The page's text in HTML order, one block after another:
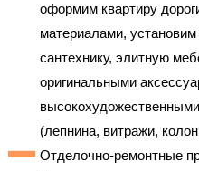
оформим квартиру
материалами,
сантехнику, элитную
оригинальными
(лепнина, витражи,
Отделочно-ремонтные